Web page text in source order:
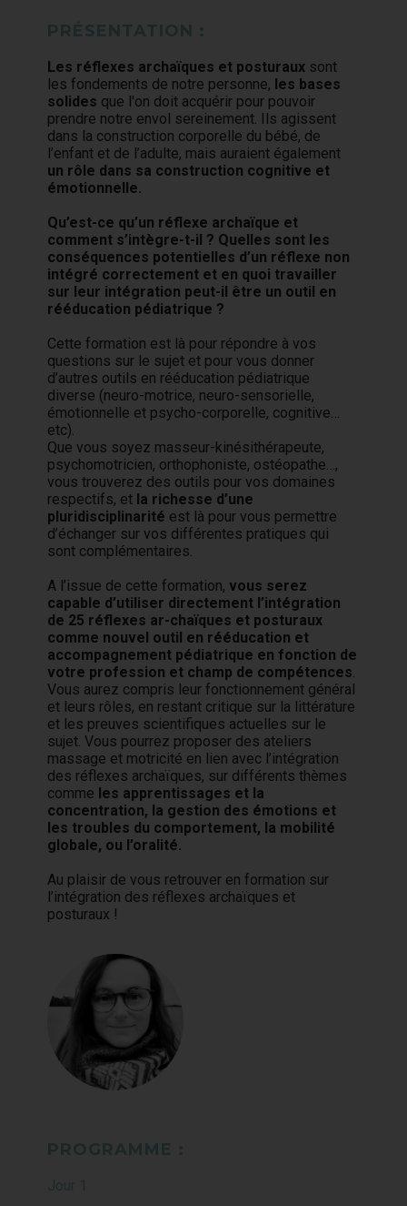
PRÉSENTATION :
Les réflexes archaïques et posturaux sont
les fondements de notre personne, les bases
solides que l'on doit acquérir pour pouvoir
prendre notre envol sereinement. Ils agissent
dans la construction corporelle du bébé, de
l’enfant et de l’adulte, mais auraient également
un rôle dans sa construction cognitive et
émotionnelle.
Qu’est-ce qu’un réflexe archaïque et
comment s’intègre-t-il ? Quelles sont les
conséquences potentielles d’un réflexe non
intégré correctement et en quoi travailler
sur leur intégration peut-il être un outil en
rééducation pédiatrique ?
Cette formation est là pour répondre à vos
questions sur le sujet et pour vous donner
d’autres outils en rééducation pédiatrique
diverse (neuro-motrice, neuro-sensorielle,
émotionnelle et psycho-corporelle, cognitive…
etc).
Que vous soyez masseur-kinésithérapeute,
psychomotricien, orthophoniste, ostéopathe…,
vous trouverez des outils pour vos domaines
respectifs, et la richesse d’une
pluridisciplinarité est là pour vous permettre
d’échanger sur vos différentes pratiques qui
sont complémentaires.
A l’issue de cette formation, vous serez
capable d’utiliser directement l’intégration
de 25 réflexes ar-chaïques et posturaux
comme nouvel outil en rééducation et
accompagnement pédiatrique en fonction de
votre profession et champ de compétences.
Vous aurez compris leur fonctionnement général
et leurs rôles, en restant critique sur la littérature
et les preuves scientifiques actuelles sur le
sujet. Vous pourrez proposer des ateliers
massage et motricité en lien avec l’intégration
des réflexes archaïques, sur différents thèmes
comme les apprentissages et la
concentration, la gestion des émotions et
les troubles du comportement, la mobilité
globale, ou l’oralité.
Au plaisir de vous retrouver en formation sur
l’intégration des réflexes archaïques et
posturaux !
PROGRAMME :
Jour 1